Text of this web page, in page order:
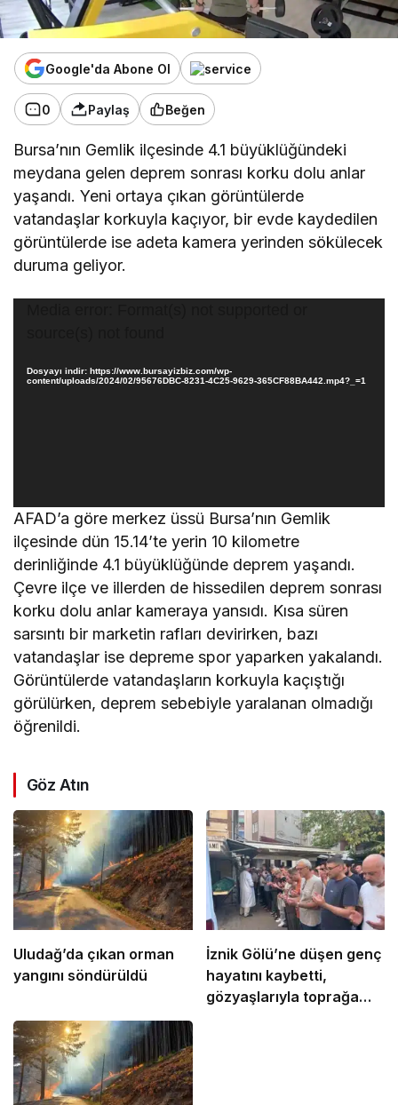
Google'da Abone Ol
0 Paylaş Beğen
Bursa’nın Gemlik ilçesinde 4.1 büyüklüğündeki
meydana gelen deprem sonrası korku dolu anlar
yaşandı. Yeni ortaya çıkan görüntülerde
vatandaşlar korkuyla kaçıyor, bir evde kaydedilen
görüntülerde ise adeta kamera yerinden sökülecek
duruma geliyor.
Dosyayı indir: https://www.bursayizbiz.com/wp-
content/uploads/2024/02/95676DBC-8231-4C25-9629-365CF88BA442.mp4?_=1
AFAD’a göre merkez üssü Bursa’nın Gemlik
ilçesinde dün 15.14’te yerin 10 kilometre
derinliğinde 4.1 büyüklüğünde deprem yaşandı.
Çevre ilçe ve illerden de hissedilen deprem sonrası
korku dolu anlar kameraya yansıdı. Kısa süren
sarsıntı bir marketin rafları devirirken, bazı
vatandaşlar ise depreme spor yaparken yakalandı.
Görüntülerde vatandaşların korkuyla kaçıştığı
görülürken, deprem sebebiyle yaralanan olmadığı
öğrenildi.
Göz Atın
Uludağ’da çıkan orman
yangını söndürüldü
İznik Gölü’ne düşen genç
hayatını kaybetti,
gözyaşlarıyla toprağa